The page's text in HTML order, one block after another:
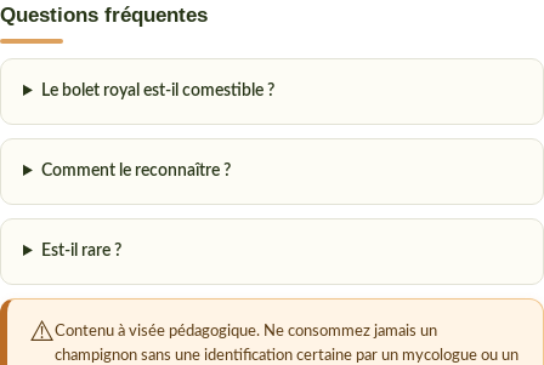
Questions fréquentes
Le bolet royal est-il comestible ?
Comment le reconnaître ?
Est-il rare ?
Contenu à visée pédagogique. Ne consommez jamais un
champignon sans une identification certaine par un mycologue ou un